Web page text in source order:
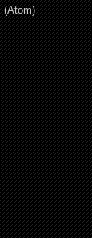
(Atom)